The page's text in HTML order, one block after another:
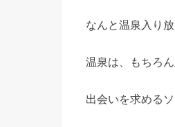
なんと温泉入り放
温泉は、もちろ
出会いを求める